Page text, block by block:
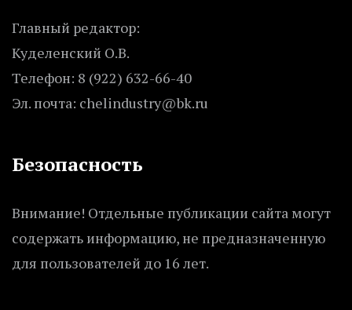
Главный редактор:
Куделенский О.В.
Телефон: 8 (922) 632-66-40
Эл. почта: chelindustry@bk.ru
Безопасность
Внимание! Отдельные публикации сайта могут
содержать информацию, не предназначенную
для пользователей до 16 лет.